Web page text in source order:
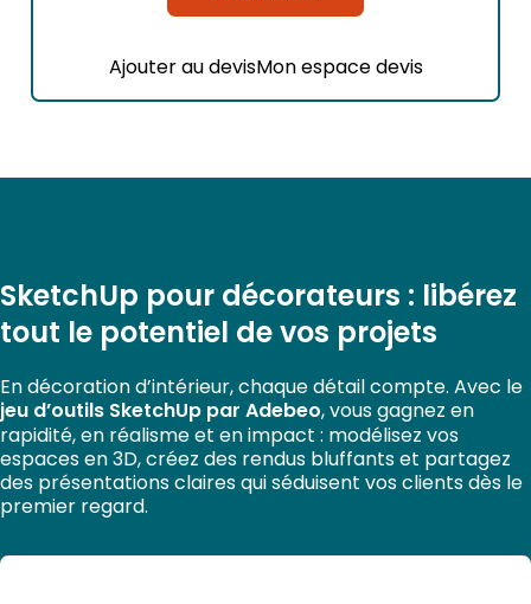
Licence
annuelle
Mon espace devis
Ajouter au devis
SketchUp pour décorateurs : libérez
tout le potentiel de vos projets
En décoration d’intérieur, chaque détail compte. Avec le
jeu d’outils SketchUp par Adebeo, vous gagnez en
rapidité, en réalisme et en impact : modélisez vos
espaces en 3D, créez des rendus bluffants et partagez
des présentations claires qui séduisent vos clients dès le
premier regard.